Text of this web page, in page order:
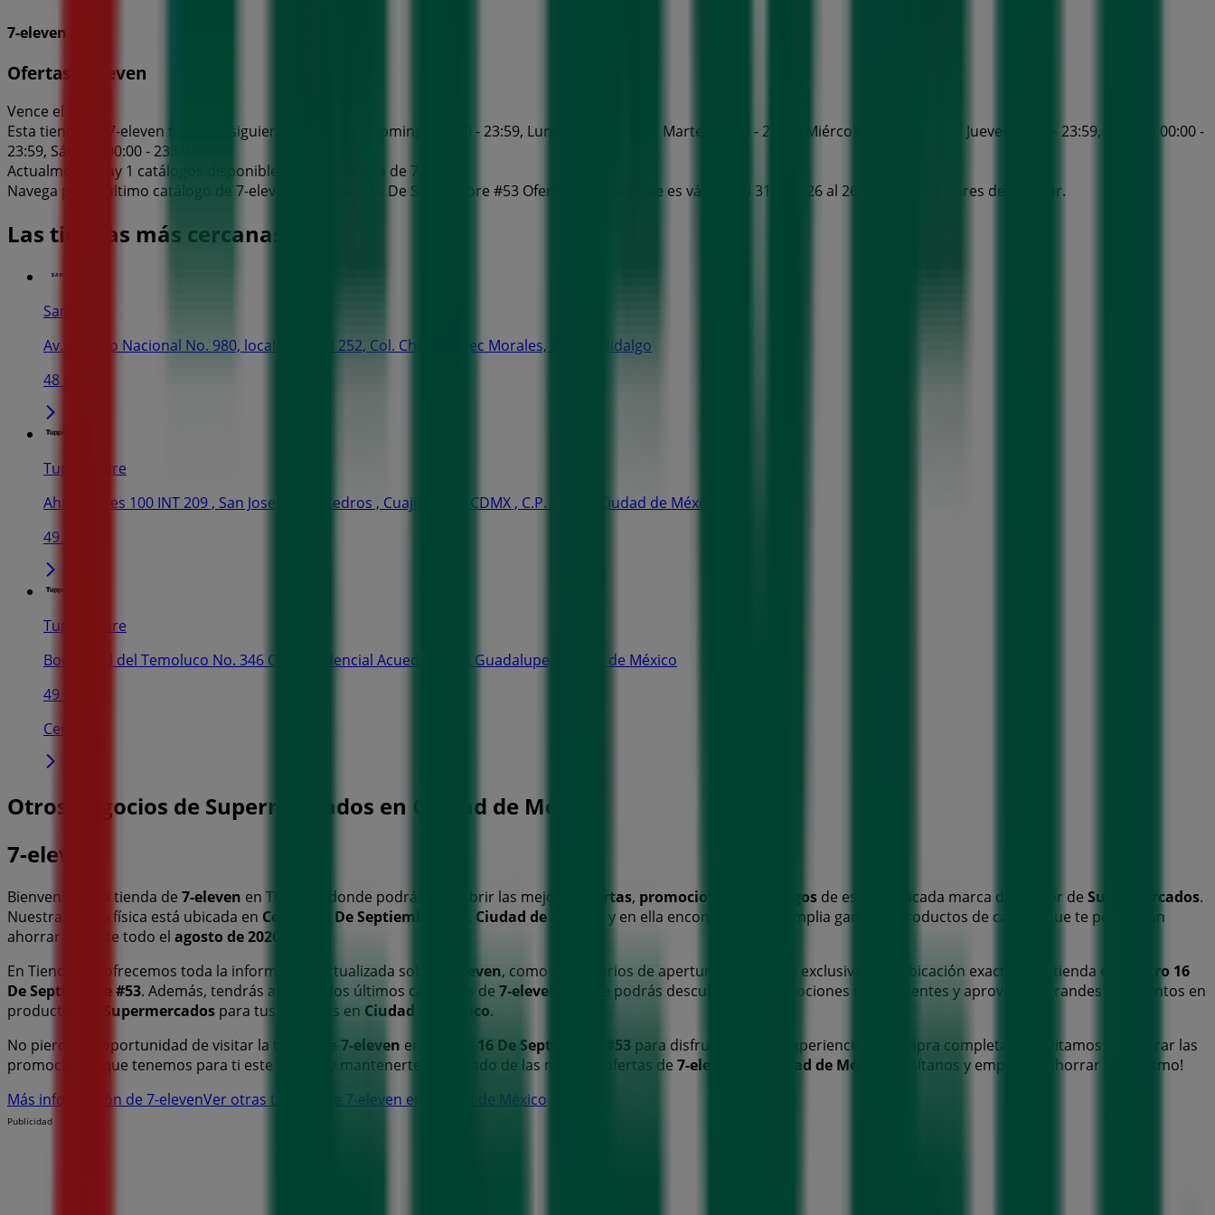
7-eleven
Ofertas 7-eleven
Vence el 26/8
Esta tienda de 7-eleven tiene los siguientes horarios: Domingo 00:00 - 23:59, Lunes 00:00 - 23:59, Martes 00:00 - 23:59, Miércoles 00:00 - 23:59, Jueves 00:00 - 23:59, Viernes 00:00 -
23:59, Sábado 00:00 - 23:59
Actualmente hay 1 catálogos disponibles en esta tienda de 7-eleven.
Navega por el último catálogo de 7-eleven en Centro 16 De Septiembre #53 Ofertas 7-eleven que es válido del 31/7/2026 al 26/8/2026 y no pares de ahorrar.
Las tiendas más cercanas
Samsung
Av. Ejército Nacional No. 980, locales 250 al 252, Col. Chapultepec Morales, Miguel Hidalgo
48 m
Tupperware
Ahuehuetes 100 INT 209 , San Jose de los Cedros , Cuajimalpa , CDMX , C.P. 05200, Ciudad de México
49 m
Tupperware
Boulevard del Temoluco No. 346 Col. Residencial Acueducto de Guadalupe, Ciudad de México
49 m
Cerrado
Otros negocios de Supermercados en Ciudad de México
7-eleven
Bienvenido a la tienda de 7-eleven en Tiendeo, donde podrás descubrir las mejores ofertas, promociones catálogos de esta destacada marca del sector de Supermercados.
Nuestra tienda física está ubicada en Centro 16 De Septiembre #53 Ciudad de México
, y en ella encontrarás una amplia gama de productos de calidad que te permitirán
ahorrar durante todo el agosto de 2026
En Tiendeo te ofrecemos toda la información actualizada sobre
7-eleven, como los horarios de apertura, las ofertas exclusivas y la ubicación exacta de la tienda en
Centro 16
De Septiembre #53. Además, tendrás acceso a los últimos catálogos de 7-eleven
, donde podrás descubrir las promociones más recientes y aprovechar grandes descuentos en
productos de
Supermercados para tus compras en Ciudad de México.
No pierdas la oportunidad de visitar la tienda de 7-eleven en Centro 16 De Septiembre #53 para disfrutar de una experiencia de compra completa. Te invitamos a explorar las
promociones que tenemos para ti este
y mantenerte informado de las mejores ofertas de 7-eleven Ciudad de México
. ¡Visítanos y empieza a ahorrar hoy mismo!
Más información de 7-elevenVer otras tiendas de 7-eleven en Ciudad de México
Publicidad